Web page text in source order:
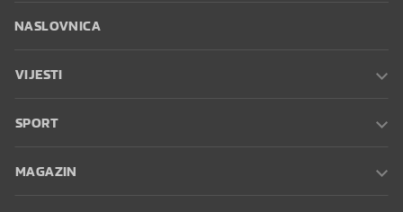
NASLOVNICA
VIJESTI
SPORT
MAGAZIN